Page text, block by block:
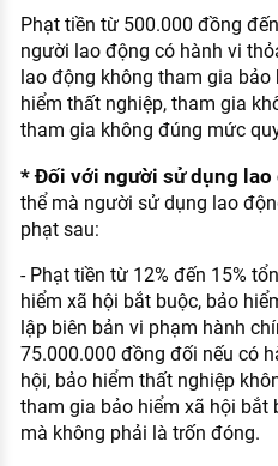
Phạt tiền từ 500.000 đồng
người lao động có hành vi
lao động không tham gia bảo
hiểm thất nghiệp, tham gia
tham gia không đúng mức
* Đối với người sử dụng lao
thể mà người sử dụng lao
phạt sau:
- Phạt tiền từ 12% đến 15%
hiểm xã hội bắt buộc, bảo
lập biên bản vi phạm hành
75.000.000 đồng đối nếu có
hội, bảo hiểm thất nghiệp
tham gia bảo hiểm xã hội bắt
mà không phải là trốn đóng.